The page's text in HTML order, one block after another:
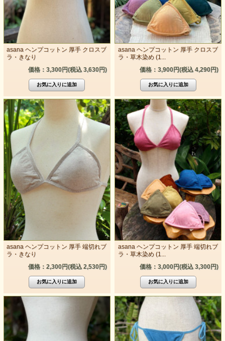
asana ヘンプコットン 厚手 クロスブ
ラ・きなり
価格：3,300円(税込 3,630円)
asana ヘンプコットン 厚手 クロスブ
ラ・草木染め (1...
価格：3,900円(税込 4,290円)
asana ヘンプコットン 厚手 端切れブ
ラ・きなり
価格：2,300円(税込 2,530円)
asana ヘンプコットン 厚手 端切れブ
ラ・草木染め (1...
価格：3,000円(税込 3,300円)